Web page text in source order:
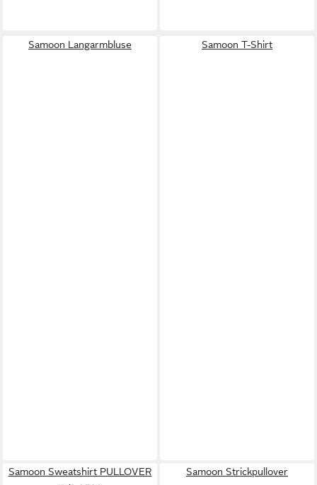
Samoon Langarmbluse Samoon T-Shirt
Samoon Sweatshirt PULLOVER
Samoon Strickpullover